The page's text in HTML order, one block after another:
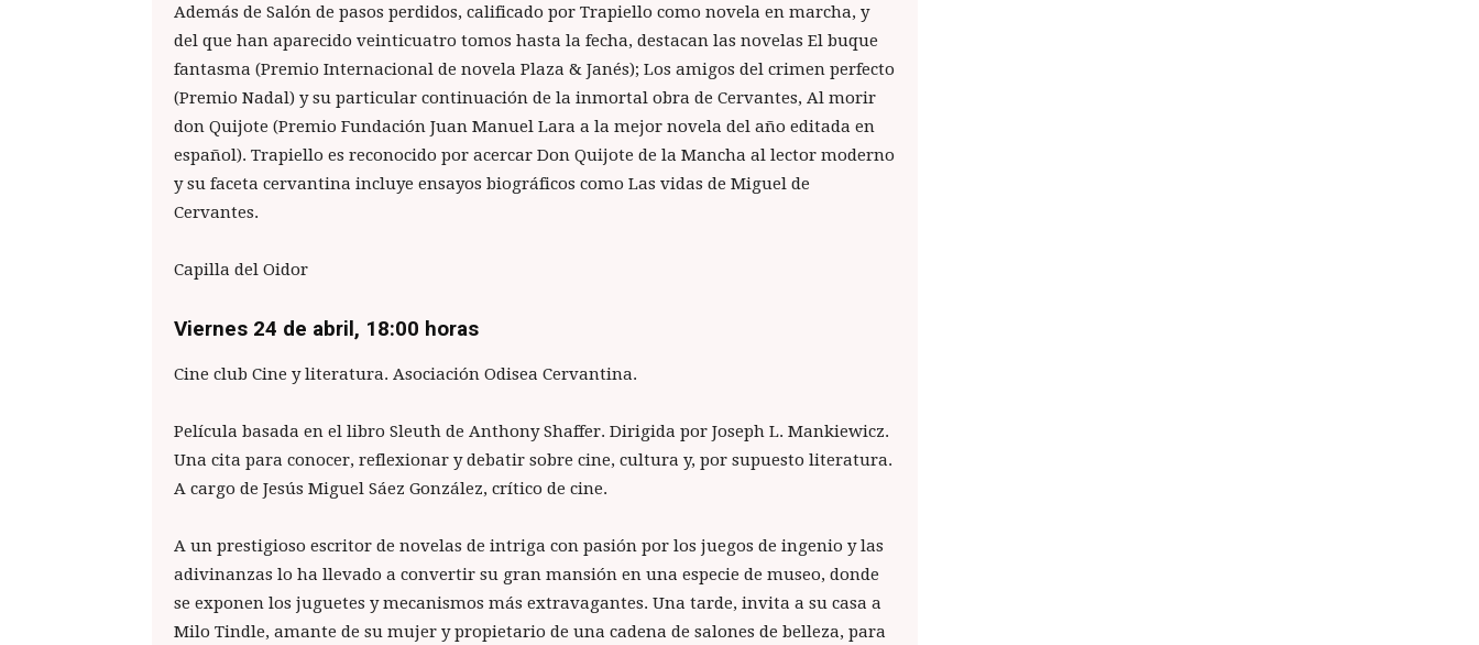
Además de Salón de pasos perdidos, calificado por Trapiello como novela en marcha, y
del que han aparecido veinticuatro tomos hasta la fecha, destacan las novelas El buque
fantasma (Premio Internacional de novela Plaza & Janés); Los amigos del crimen perfecto
(Premio Nadal) y su particular continuación de la inmortal obra de Cervantes, Al morir
don Quijote (Premio Fundación Juan Manuel Lara a la mejor novela del año editada en
español). Trapiello es reconocido por acercar Don Quijote de la Mancha al lector moderno
y su faceta cervantina incluye ensayos biográficos como Las vidas de Miguel de
Cervantes.
Capilla del Oidor
Viernes 24 de abril, 18:00 horas
Cine club Cine y literatura. Asociación Odisea Cervantina.
Película basada en el libro Sleuth de Anthony Shaffer. Dirigida por Joseph L. Mankiewicz.
Una cita para conocer, reflexionar y debatir sobre cine, cultura y, por supuesto literatura.
A cargo de Jesús Miguel Sáez González, crítico de cine.
A un prestigioso escritor de novelas de intriga con pasión por los juegos de ingenio y las
adivinanzas lo ha llevado a convertir su gran mansión en una especie de museo, donde
se exponen los juguetes y mecanismos más extravagantes. Una tarde, invita a su casa a
Milo Tindle, amante de su mujer y propietario de una cadena de salones de belleza, para